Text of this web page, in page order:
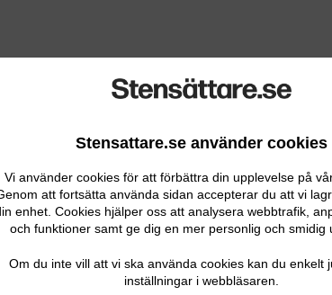
Stensattare.se använder cookies
Vi använder cookies för att förbättra din upplevelse på
att fortsätta använda sidan accepterar du att vi
enhet. Cookies hjälper oss att analysera webbtrafik,
och funktioner samt ge dig en mer personlig och smidig
Om du inte vill att vi ska använda cookies kan du enkelt
inställningar i webbläsaren.